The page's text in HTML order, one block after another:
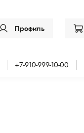
Профиль
+7-910-999-10-00